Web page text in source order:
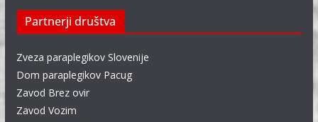
Partnerji društva
Zveza paraplegikov Slovenije
Dom paraplegikov Pacug
Zavod Brez ovir
Zavod Vozim